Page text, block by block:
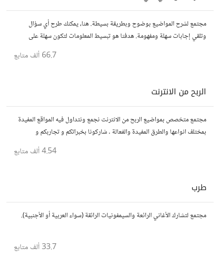
مجتمع لشرح المواضيع بوضوح وبطريقة بسيطة. هنا، يمكنك طرح أي سؤال
وتلقي إجابات سهلة ومفهومة. هدفنا هو تبسيط المعلومات لتكون سهلة على
66.7 ألف متابع
الربح من الانترنت
مجتمع متخصص بمواضيع الربح من الانترنت نجمع ونتداول فيه المواقع المفيدة
بمختلف انواعها والطرق المفيدة والفعالة . شاركونا بخبراتكم و تجاربكم و
4.54 ألف متابع
طرب
مجتمع لتشارك الأغاني الرائعة والسيمفونيات الرائقة (سواء العربية أو الأجنبية).
33.7 ألف متابع